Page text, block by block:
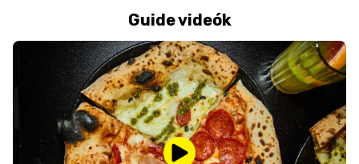
Guide videók